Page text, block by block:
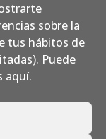
sobre la
tus hábitos de
Puede
aquí.